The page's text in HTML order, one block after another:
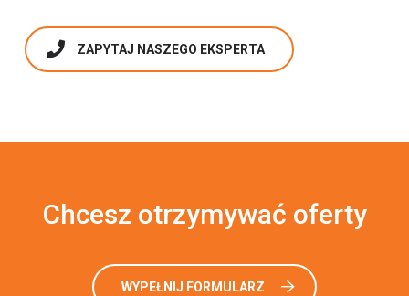
ZAPYTAJ NASZEGO EKSPERTA
Chcesz otrzymywać oferty
WYPEŁNIJ FORMULARZ